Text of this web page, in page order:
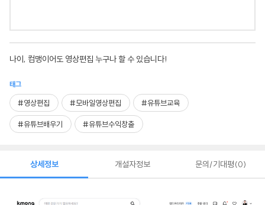
나이, 컴맹이어도 영상편집 누구나 할 수 있습니다!
태그
#영상편집 #모바일영상편집 #유튜브교육
#유튜브배우기 #유튜브수익창출
상세정보 개설자정보 문의/기대평 0